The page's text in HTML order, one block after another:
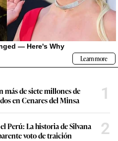
más de siete millones de
en Cenares del Minsa
1
Perú: La historia de Silvana
voto de traición
2